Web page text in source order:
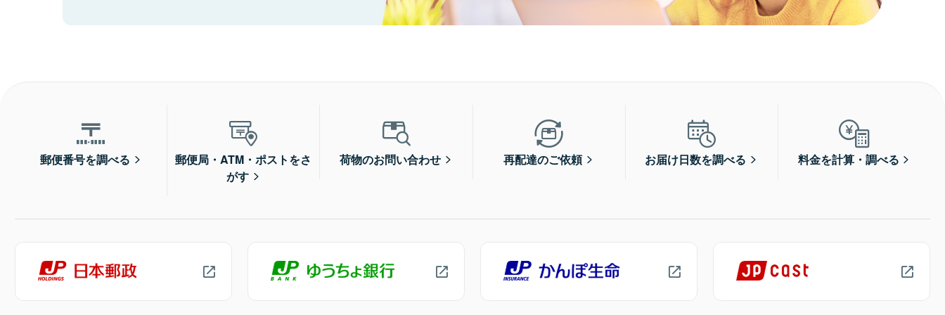
郵便番号を調べる
郵便局・ATM・ポストをさ
がす
荷物のお問い合わせ 再配達のご依頼 お届け日数を調べる 料金を計算・調べる